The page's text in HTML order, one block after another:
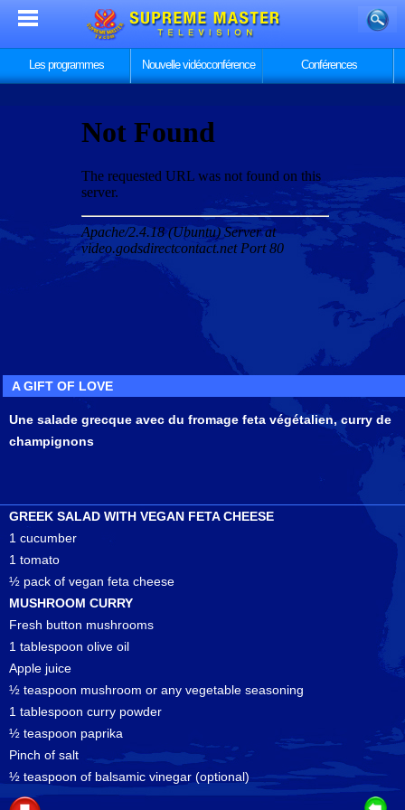
Les programmes Nouvelle vidéoconférence Conférences
A GIFT OF LOVE
Une salade grecque avec du fromage feta végétalien, curry de
champignons
GREEK SALAD WITH VEGAN FETA CHEESE
1 cucumber
1 tomato
½ pack of vegan feta cheese
MUSHROOM CURRY
Fresh button mushrooms
1 tablespoon olive oil
Apple juice
½ teaspoon mushroom or any vegetable seasoning
1 tablespoon curry powder
½ teaspoon paprika
Pinch of salt
½ teaspoon of balsamic vinegar (optional)